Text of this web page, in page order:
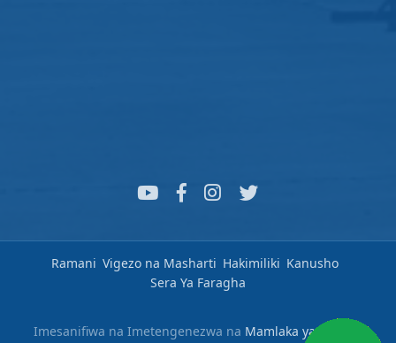
Ramani Vigezo na Masharti Hakimiliki Kanusho
Sera Ya Faragha
Imesanifiwa na Imetengenezwa na Mamlaka ya Serikali